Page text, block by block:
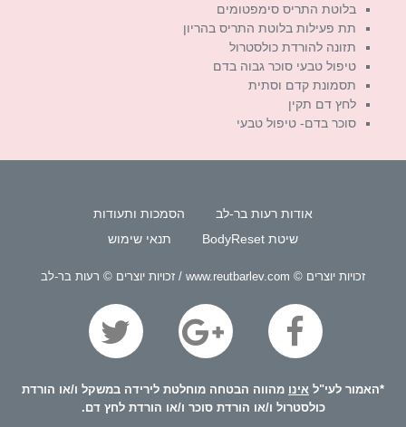
בלוטת התריס סימפטומים
תת פעילות בלוטת התריס בהריון
תזונה להורדת כולסטרול
טיפול טבעי סוכר גבוה בדם
תסמונת קדם וסתית
לחץ דם תקין
סוכר בדם- טיפול טבעי
אודות רעות בר-לב
הסמכות ותעודות
שיטת BodyReset
תנאי שימוש
זכויות יוצרים © www.reutbarlev.com / זכויות יוצרים © רעות בר-לב
*האמור לעי"ל אינו מהווה הבטחה מוחלטת לירידה במשקל ו/או הורדת
כולסטרול ו/או הורדת סוכר ו/או הורדת לחץ דם.